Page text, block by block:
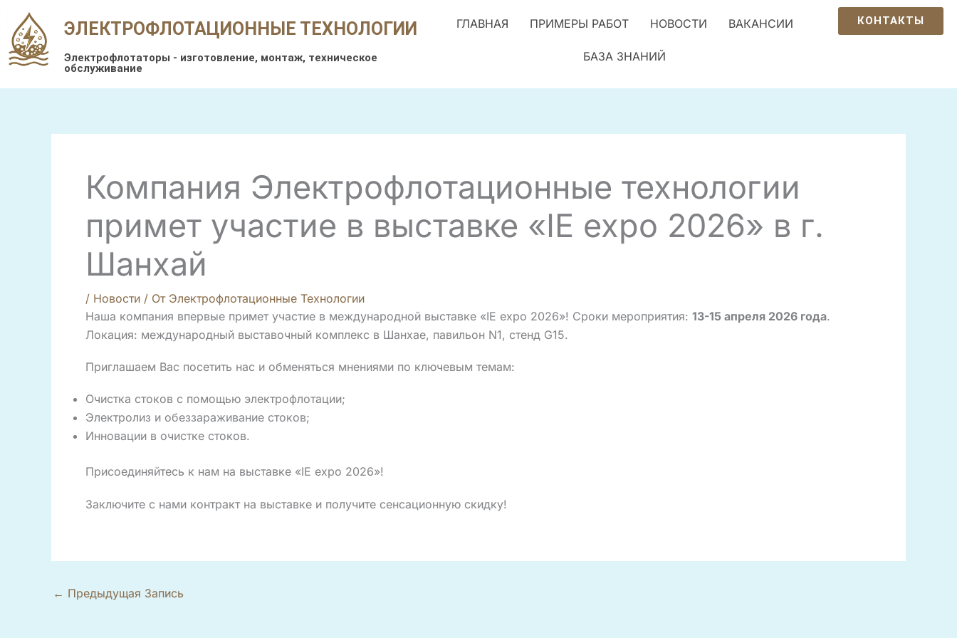
Перейти
содержимому
ЭЛЕКТРОФЛОТАЦИОННЫЕ ТЕХНОЛОГИИ
Электрофлотаторы - изготовление, монтаж, техническое
обслуживание
ГЛАВНАЯ ПРИМЕРЫ РАБОТ НОВОСТИ ВАКАНСИИ
БАЗА ЗНАНИЙ
КОНТАКТЫ
Компания Электрофлотационные технологии
примет участие в выставке «IE expo 2026» в г.
Шанхай
/ Новости / От Электрофлотационные Технологии
Наша компания впервые примет участие в международной выставке «IE expo 2026»! Сроки мероприятия: 13-15 апреля 2026 года.
Локация: международный выставочный комплекс в Шанхае, павильон N1, стенд G15.
Приглашаем Вас посетить нас и обменяться мнениями по ключевым темам:
Очистка стоков с помощью электрофлотации;
Электролиз и обеззараживание стоков;
Инновации в очистке стоков.
Присоединяйтесь к нам на выставке «IE expo 2026»!
Заключите с нами контракт на выставке и получите сенсационную скидку!
← Предыдущая Запись